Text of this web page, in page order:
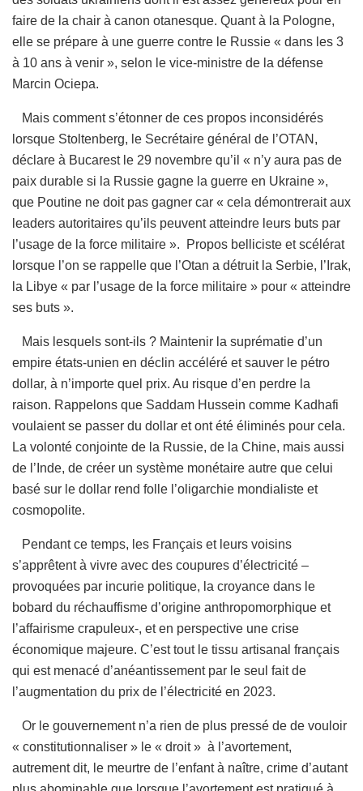
faire de la chair à canon otanesque. Quant à la Pologne,
elle se prépare à une guerre contre le Russie « dans les 3
à 10 ans à venir », selon le vice-ministre de la défense
Marcin Ociepa.
Mais comment s’étonner de ces propos inconsidérés
lorsque Stoltenberg, le Secrétaire général de l’OTAN,
déclare à Bucarest le 29 novembre qu’il « n’y aura pas de
paix durable si la Russie gagne la guerre en Ukraine »,
que Poutine ne doit pas gagner car « cela démontrerait aux
leaders autoritaires qu’ils peuvent atteindre leurs buts par
l’usage de la force militaire ». Propos belliciste et scélérat
lorsque l’on se rappelle que l’Otan a détruit la Serbie, l’Irak,
la Libye « par l’usage de la force militaire » pour « atteindre
ses buts ».
Mais lesquels sont-ils ? Maintenir la suprématie d’un
empire états-unien en déclin accéléré et sauver le pétro
dollar, à n’importe quel prix. Au risque d’en perdre la
raison. Rappelons que Saddam Hussein comme Kadhafi
voulaient se passer du dollar et ont été éliminés pour cela.
La volonté conjointe de la Russie, de la Chine, mais aussi
de l’Inde, de créer un système monétaire autre que celui
basé sur le dollar rend folle l’oligarchie mondialiste et
cosmopolite.
Pendant ce temps, les Français et leurs voisins
s’apprêtent à vivre avec des coupures d’électricité –
provoquées par incurie politique, la croyance dans le
bobard du réchauffisme d’origine anthropomorphique et
l’affairisme crapuleux-, et en perspective une crise
économique majeure. C’est tout le tissu artisanal français
qui est menacé d’anéantissement par le seul fait de
l’augmentation du prix de l’électricité en 2023.
Or le gouvernement n’a rien de plus pressé de de vouloir
« constitutionnaliser » le « droit » à l’avortement,
autrement dit, le meurtre de l’enfant à naître, crime d’autant